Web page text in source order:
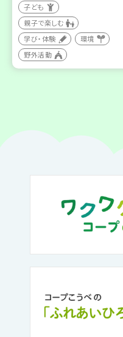
子ども
親子で楽しむ
学び・体験
環境
野外活動